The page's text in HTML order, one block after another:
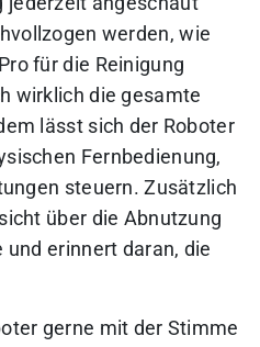
werden, wie
für die Reinigung
wirklich die gesamte
lässt sich der Roboter
Fernbedienung,
steuern. Zusätzlich
über die Abnutzung
erinnert daran, die
gerne mit der Stimme